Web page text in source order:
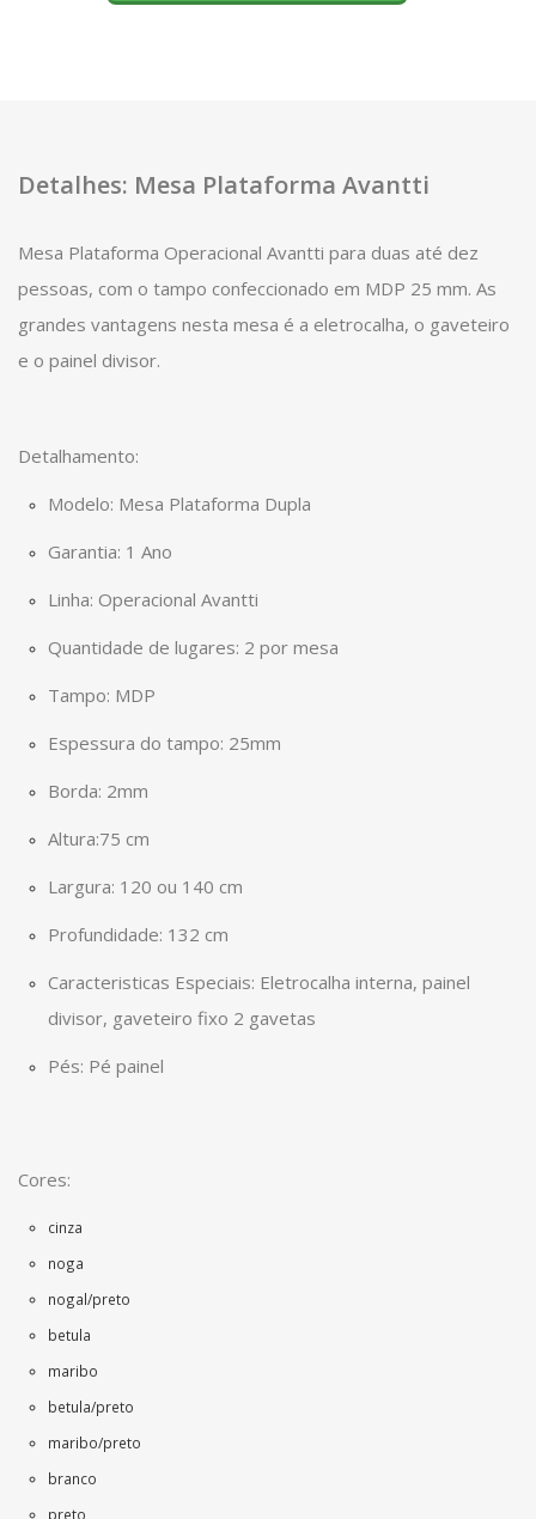
Detalhes: Mesa Plataforma Avantti
Mesa Plataforma Operacional Avantti para duas até dez
pessoas, com o tampo confeccionado em MDP 25 mm. As
grandes vantagens nesta mesa é a eletrocalha, o gaveteiro
e o painel divisor.
Detalhamento:
Modelo: Mesa Plataforma Dupla
Garantia: 1 Ano
Linha: Operacional Avantti
Quantidade de lugares: 2 por mesa
Tampo: MDP
Espessura do tampo: 25mm
Borda: 2mm
Altura:75 cm
Largura: 120 ou 140 cm
Profundidade: 132 cm
Caracteristicas Especiais: Eletrocalha interna, painel
divisor, gaveteiro fixo 2 gavetas
Pés: Pé painel
Cores:
cinza
noga
nogal/preto
betula
maribo
betula/preto
maribo/preto
branco
preto